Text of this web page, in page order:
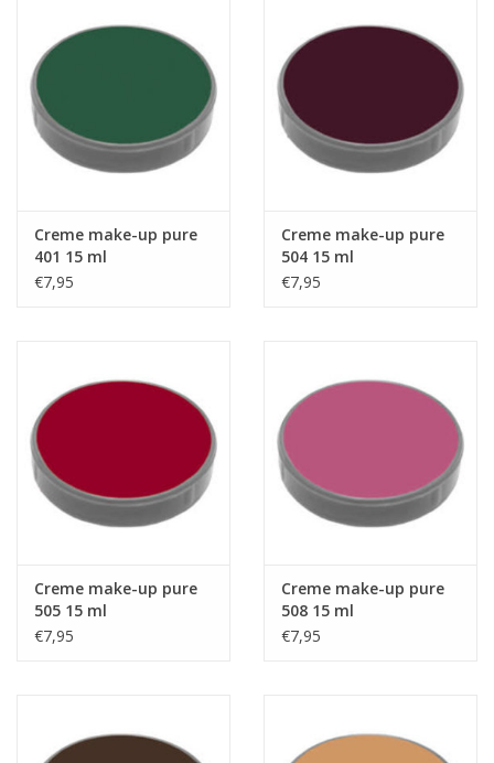
Creme make-up pure
401 15 ml
€7,95
Creme make-up pure
504 15 ml
€7,95
Creme make-up pure
505 15 ml
€7,95
Creme make-up pure
508 15 ml
€7,95